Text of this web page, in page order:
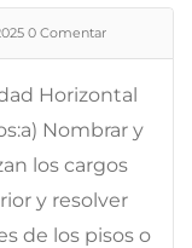
0 Comentar
Horizontal
Nombrar y
los cargos
y resolver
de los pisos o